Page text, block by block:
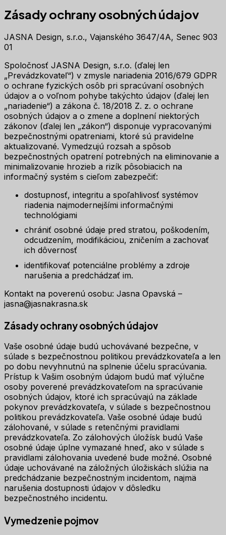
Zásady ochrany osobných údajov
JASNA Design, s.r.o., Vajanského 3647/4A, Senec 903
01
Spoločnosť JASNA Design, s.r.o. (ďalej len
„Prevádzkovateľ“) v zmysle nariadenia 2016/679 GDPR
o ochrane fyzických osôb pri spracúvaní osobných
údajov a o voľnom pohybe takýchto údajov (ďalej len
„nariadenie“) a zákona č. 18/2018 Z. z. o ochrane
osobných údajov a o zmene a doplnení niektorých
zákonov (ďalej len „zákon“) disponuje vypracovanými
bezpečnostnými opatreniami, ktoré sú pravidelne
aktualizované. Vymedzujú rozsah a spôsob
bezpečnostných opatrení potrebných na eliminovanie a
minimalizovanie hrozieb a rizík pôsobiacich na
informačný systém s cieľom zabezpečiť:
dostupnosť, integritu a spoľahlivosť systémov
riadenia najmodernejšími informačnými
technológiami
chrániť osobné údaje pred stratou, poškodením,
odcudzením, modifikáciou, zničením a zachovať
ich dôvernosť
identifikovať potenciálne problémy a zdroje
narušenia a predchádzať im.
Kontakt na poverenú osobu: Jasna Opavská –
jasna@jasnakrasna.sk
Zásady ochrany osobných údajov
Vaše osobné údaje budú uchovávané bezpečne, v
súlade s bezpečnostnou politikou prevádzkovateľa a len
po dobu nevyhnutnú na splnenie účelu spracúvania.
Prístup k Vašim osobným údajom budú mať výlučne
osoby poverené prevádzkovateľom na spracúvanie
osobných údajov, ktoré ich spracúvajú na základe
pokynov prevádzkovateľa, v súlade s bezpečnostnou
politikou prevádzkovateľa. Vaše osobné údaje budú
zálohované, v súlade s retenčnými pravidlami
prevádzkovateľa. Zo zálohových úložísk budú Vaše
osobné údaje úplne vymazané hneď, ako v súlade s
pravidlami zálohovania uvedené bude možné. Osobné
údaje uchovávané na záložných úložiskách slúžia na
predchádzanie bezpečnostným incidentom, najmä
narušenia dostupnosti údajov v dôsledku
bezpečnostného incidentu.
Vymedzenie pojmov